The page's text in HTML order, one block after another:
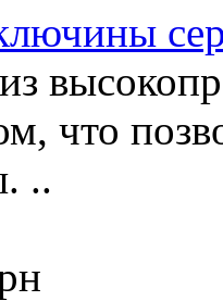
что
..